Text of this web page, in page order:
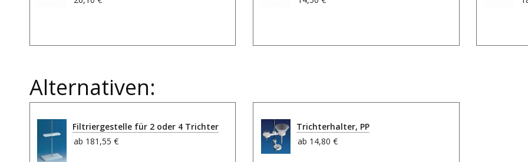
Alternativen:
Filtriergestelle für 2 oder 4 Trichter
ab 181,55 €
Trichterhalter, PP
ab 14,80 €